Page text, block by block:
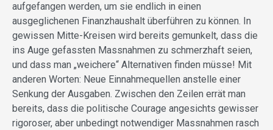
aufgefangen werden, um sie endlich in einen
ausgeglichenen Finanzhaushalt überführen zu können. In
gewissen Mitte-Kreisen wird bereits gemunkelt, dass die
ins Auge gefassten Massnahmen zu schmerzhaft seien,
und dass man „weichere“ Alternativen finden müsse! Mit
anderen Worten: Neue Einnahmequellen anstelle einer
Senkung der Ausgaben. Zwischen den Zeilen errät man
bereits, dass die politische Courage angesichts gewisser
rigoroser, aber unbedingt notwendiger Massnahmen rasch